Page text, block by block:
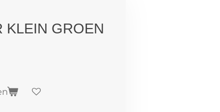
KLEIN GROEN